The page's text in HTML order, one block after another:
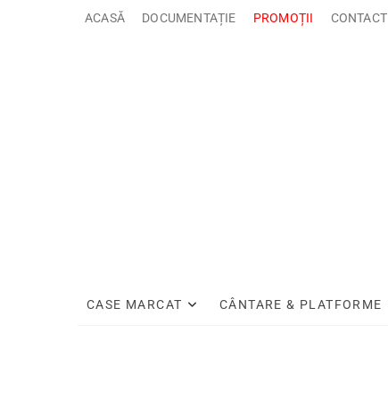
ACASĂ DOCUMENTAȚIE PROMOȚII CONTACT
CASE MARCAT CÂNTARE & PLATFORME